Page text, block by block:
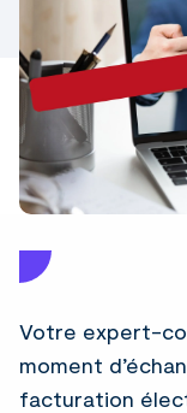
Votre expert-
moment
facturation